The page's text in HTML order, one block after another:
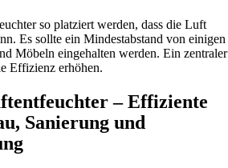
so platziert werden, dass die Luft
Es sollte ein Mindestabstand von einigen
Möbeln eingehalten werden. Ein zentraler
Effizienz erhöhen.
– Effiziente
Sanierung und